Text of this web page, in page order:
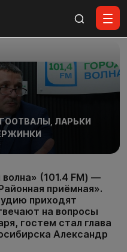
ЛАРЬКИ
(101.4 FM) —
приёмная».
приходят
на вопросы
гостем стал глава
Александр